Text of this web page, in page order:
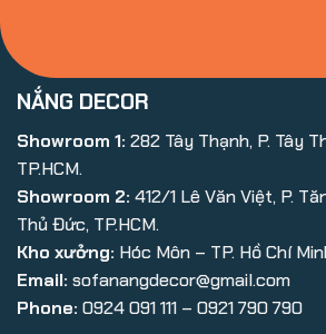
NẮNG DECOR
Showroom 1: 282 Tây Thạnh, P. Tây
TP.HCM.
Showroom 2: 412/1 Lê Văn Việt, P.
Thủ Đức, TP.HCM.
Kho xưởng: Hóc Môn – TP. Hồ Chí
Email: sofanangdecor@gmail.com
Phone: 0924 091 111 – 0921 790 790